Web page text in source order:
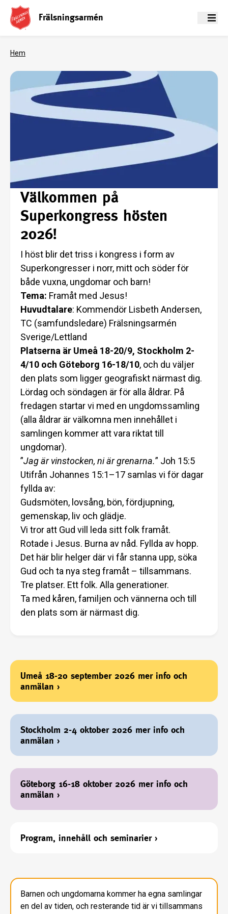
Frälsningsarmén Meny
Hem
Välkommen på
Superkongress hösten
2026!
I höst blir det triss i kongress i form av
Superkongresser i norr, mitt och söder för
både vuxna, ungdomar och barn!
Tema: Framåt med Jesus!
Huvudtalare: Kommendör Lisbeth Andersen,
TC (samfundsledare) Frälsningsarmén
Sverige/Lettland
Platserna är Umeå 18-20/9, Stockholm 2-
4/10 och Göteborg 16-18/10, och du väljer
den plats som ligger geografiskt närmast dig.
Lördag och söndagen är för alla åldrar. På
fredagen startar vi med en ungdomssamling
(alla åldrar är välkomna men innehållet i
samlingen kommer att vara riktat till
ungdomar).
”Jag är vinstocken, ni är grenarna.” Joh 15:5
Utifrån Johannes 15:1–17 samlas vi för dagar
fyllda av:
Gudsmöten, lovsång, bön, fördjupning,
gemenskap, liv och glädje.
Vi tror att Gud vill leda sitt folk framåt.
Rotade i Jesus. Burna av nåd. Fyllda av hopp.
Det här blir helger där vi får stanna upp, söka
Gud och ta nya steg framåt – tillsammans.
Tre platser. Ett folk. Alla generationer.
Ta med kåren, familjen och vännerna och till
den plats som är närmast dig.
Umeå 18-20 september 2026 mer info och
anmälan ›
Stockholm 2-4 oktober 2026 mer info och
anmälan ›
Göteborg 16-18 oktober 2026 mer info och
anmälan ›
Program, innehåll och seminarier›
Barnen och ungdomarna kommer ha egna samlingar
en del av tiden, och resterande tid är vi tillsammans